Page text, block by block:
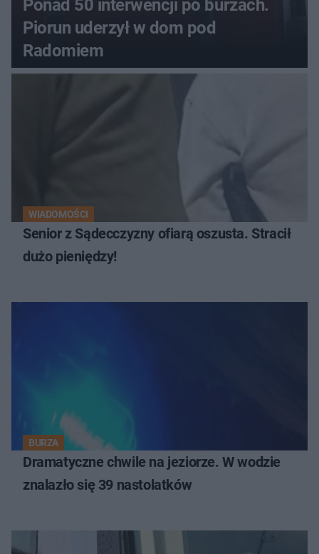
Ponad 50 interwencji po burzach.
Piorun uderzył w dom pod
Radomiem
WIADOMOŚCI
Senior z Sądecczyzny ofiarą oszusta. Stracił
dużo pieniędzy!
BURZA
Dramatyczne chwile na jeziorze. W wodzie
znalazło się 39 nastolatków